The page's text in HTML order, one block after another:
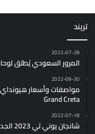
تريند
2022-07-28
المرور السعودي يُطلق
2022-09-30
Grand Creta
2022-07-18
شانجان يوني تي 2023 الجديدة كلياً | Changan UNI-T 2023